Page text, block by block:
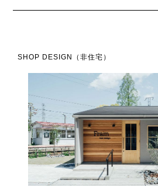
SHOP DESIGN（非住宅）